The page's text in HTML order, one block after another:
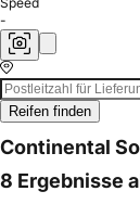
-
Reifen finden
Continental
8 Ergebnisse